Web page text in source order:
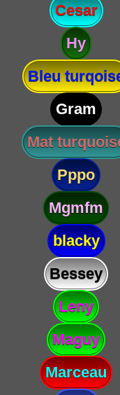
Cesar
Hy
Bleu
Gram
Mat
Pppo
Mgmfm
blacky
Bessey
Leny
Maguy
Marceau